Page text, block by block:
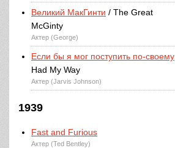
Великий МакГинти / The Great
McGinty
Актер (George)
Если бы я мог поступить по-своему
Had My Way
Актер (Jarvis Johnson)
1939
Fast and Furious
Актер (Ted Bentley)